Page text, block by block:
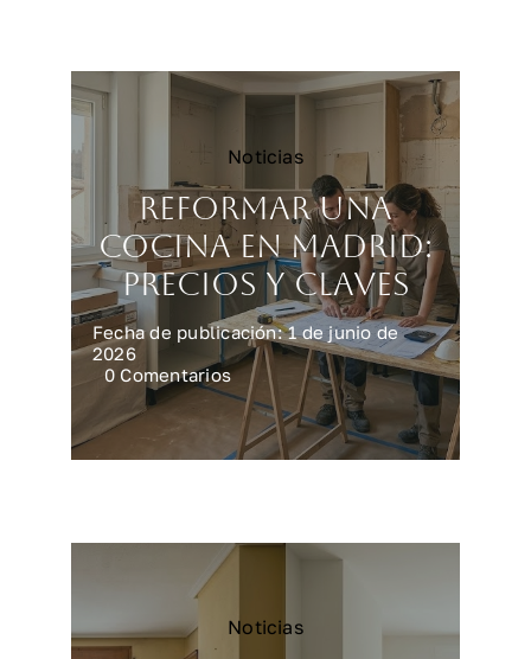
Noticias
Reformar una
cocina en Madrid:
precios y claves
Fecha de publicación: 1 de junio de
2026
0 Comentarioson
Reformar
una
cocina
en
claves
Noticias